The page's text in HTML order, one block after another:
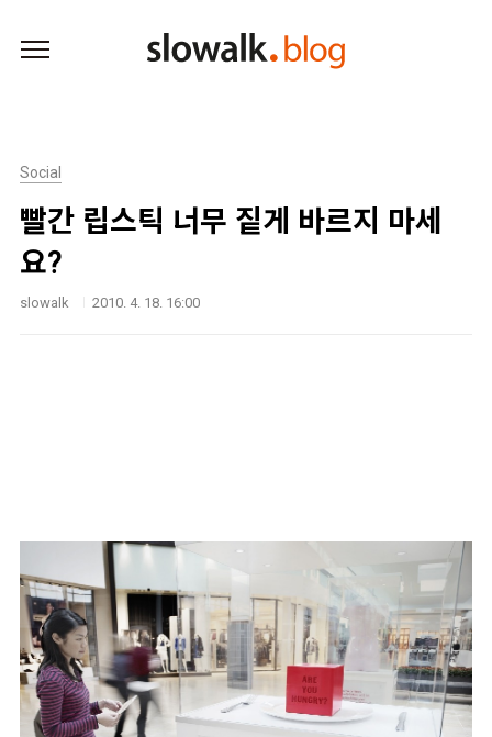
Social
빨간 립스틱 너무 짙게 바르지 마세
요?
slowalk 2010. 4. 18. 16:00